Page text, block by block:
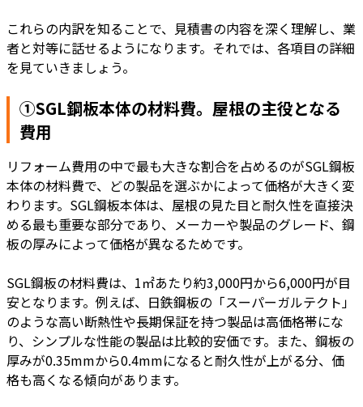
これらの内訳を知ることで、見積書の内容を深く理解し、業
者と対等に話せるようになります。それでは、各項目の詳細
を見ていきましょう。
①SGL鋼板本体の材料費。屋根の主役となる
費用
リフォーム費用の中で最も大きな割合を占めるのがSGL鋼板
本体の材料費で、どの製品を選ぶかによって価格が大きく変
わります。SGL鋼板本体は、屋根の見た目と耐久性を直接決
める最も重要な部分であり、メーカーや製品のグレード、鋼
板の厚みによって価格が異なるためです。
SGL鋼板の材料費は、1㎡あたり約3,000円から6,000円が目
安となります。例えば、日鉄鋼板の「スーパーガルテクト」
のような高い断熱性や長期保証を持つ製品は高価格帯にな
り、シンプルな性能の製品は比較的安価です。また、鋼板の
厚みが0.35mmから0.4mmになると耐久性が上がる分、価
格も高くなる傾向があります。